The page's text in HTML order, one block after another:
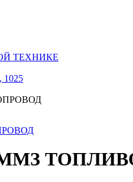
ТЕХНИКЕ
ММЗ